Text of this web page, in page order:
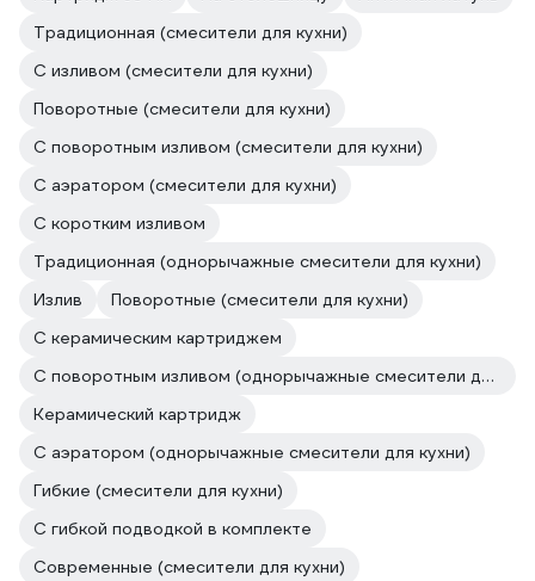
Традиционная (смесители для кухни)
С изливом (смесители для кухни)
Поворотные (смесители для кухни)
С поворотным изливом (смесители для кухни)
С аэратором (смесители для кухни)
С коротким изливом
Традиционная (однорычажные смесители для кухни)
Излив
Поворотные (смесители для кухни)
С керамическим картриджем
С поворотным изливом (однорычажные смесители для кухни)
Керамический картридж
С аэратором (однорычажные смесители для кухни)
Гибкие (смесители для кухни)
С гибкой подводкой в комплекте
Современные (смесители для кухни)